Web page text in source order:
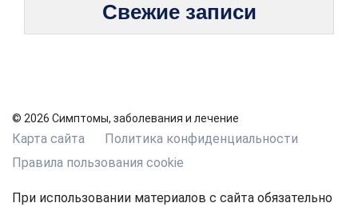
Свежие записи
© 2026 Симптомы, заболевания и лечение
Карта сайта
Политика конфиденциальности
Правила пользования cookie
При использовании материалов с сайта обязательно